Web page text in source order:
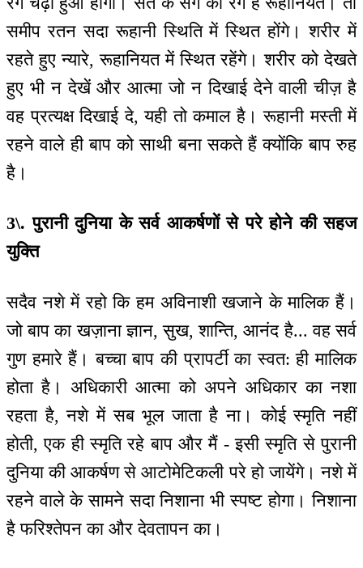
समीप रतन सदा रूहानी स्थिति में स्थित होंगे। शरीर में
रहते हुए न्यारे, रूहानियत में स्थित रहेंगे। शरीर को देखते
हुए भी न देखें और आत्मा जो न दिखाई देने वाली चीज़ है
वह प्रत्यक्ष दिखाई दे, यही तो कमाल है। रूहानी मस्ती में
रहने वाले ही बाप को साथी बना सकते हैं क्योंकि बाप रुह
है।
3\. पुरानी दुनिया के सर्व आकर्षणों से परे होने की सहज
युक्ति
सदैव नशे में रहो कि हम अविनाशी खजाने के मालिक हैं।
जो बाप का खज़ाना ज्ञान, सुख, शान्ति, आनंद है... वह सर्व
गुण हमारे हैं। बच्चा बाप की प्रापर्टी का स्वत: ही मालिक
होता है। अधिकारी आत्मा को अपने अधिकार का नशा
रहता है, नशे में सब भूल जाता है ना। कोई स्मृति नहीं
होती, एक ही स्मृति रहे बाप और मैं - इसी स्मृति से पुरानी
दुनिया की आकर्षण से आटोमेटिकली परे हो जायेंगे। नशे में
रहने वाले के सामने सदा निशाना भी स्पष्ट होगा। निशाना
है फरिश्तेपन का और देवतापन का।